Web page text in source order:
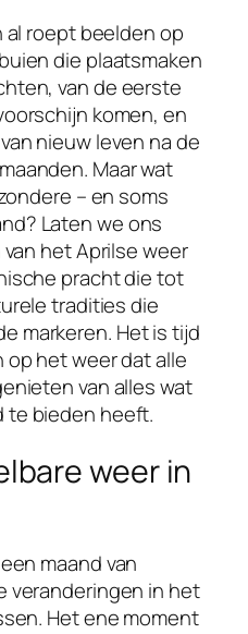
al roept beelden op
die plaatsmaken
van de eerste
komen, en
nieuw leven na de
Maar wat
– en soms
Laten we ons
het Aprilse weer
pracht die tot
tradities die
markeren. Het is tijd
op het weer dat alle
van alles wat
te bieden heeft.
weer in
maand van
veranderingen in het
Het ene moment